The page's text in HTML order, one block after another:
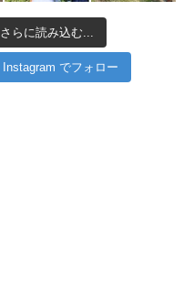
さらに読み込む...
Instagram でフォロー